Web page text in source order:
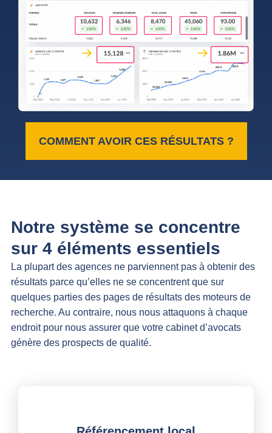
COMMENT AVOIR CES RÉSULTATS ?
Notre système se concentre
sur 4 éléments essentiels
La plupart des agences ne parviennent pas à obtenir des
résultats parce qu’elles ne se concentrent que sur
quelques parties des pages de résultats des moteurs de
recherche. Au contraire, nous nous attaquons à chaque
endroit pour nous assurer que votre cabinet d’avocats
génère des prospects de qualité.